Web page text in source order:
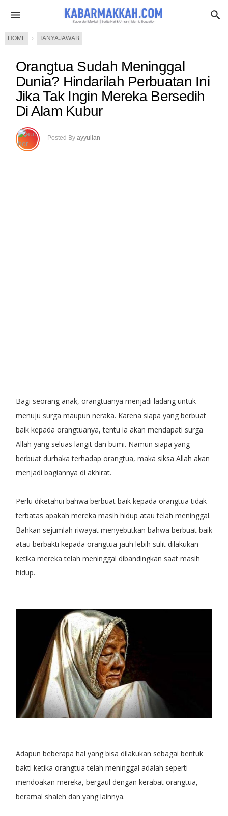
HOME › TANYAJAWAB
Orangtua Sudah Meninggal
Dunia? Hindarilah Perbuatan Ini
Jika Tak Ingin Mereka Bersedih
Di Alam Kubur
Posted By ayyulian
Bagi seorang anak, orangtuanya menjadi ladang untuk
menuju surga maupun neraka. Karena siapa yang berbuat
baik kepada orangtuanya, tentu ia akan mendapati surga
Allah yang seluas langit dan bumi. Namun siapa yang
berbuat durhaka terhadap orangtua, maka siksa Allah akan
menjadi bagiannya di akhirat.
Perlu diketahui bahwa berbuat baik kepada orangtua tidak
terbatas apakah mereka masih hidup atau telah meninggal.
Bahkan sejumlah riwayat menyebutkan bahwa berbuat baik
atau berbakti kepada orangtua jauh lebih sulit dilakukan
ketika mereka telah meninggal dibandingkan saat masih
hidup.
Adapun beberapa hal yang bisa dilakukan sebagai bentuk
bakti ketika orangtua telah meninggal adalah seperti
mendoakan mereka, bergaul dengan kerabat orangtua,
beramal shaleh dan yang lainnya.